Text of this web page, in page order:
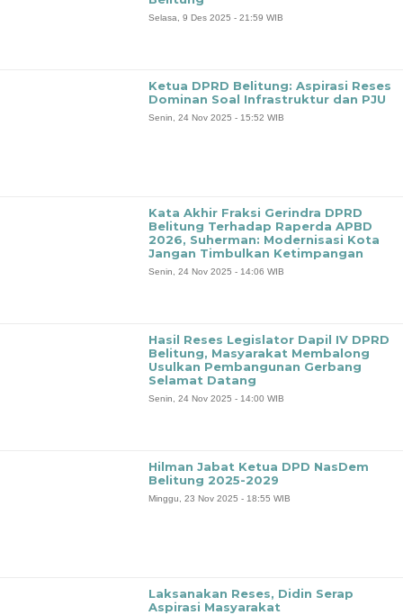
Selasa, 9 Des 2025 - 21:59 WIB
Ketua DPRD Belitung: Aspirasi Reses
Dominan Soal Infrastruktur dan PJU
Senin, 24 Nov 2025 - 15:52 WIB
Kata Akhir Fraksi Gerindra DPRD
Belitung Terhadap Raperda APBD
2026, Suherman: Modernisasi Kota
Jangan Timbulkan Ketimpangan
Senin, 24 Nov 2025 - 14:06 WIB
Hasil Reses Legislator Dapil IV DPRD
Belitung, Masyarakat Membalong
Usulkan Pembangunan Gerbang
Selamat Datang
Senin, 24 Nov 2025 - 14:00 WIB
Hilman Jabat Ketua DPD NasDem
Belitung 2025-2029
Minggu, 23 Nov 2025 - 18:55 WIB
Laksanakan Reses, Didin Serap
Aspirasi Masyarakat